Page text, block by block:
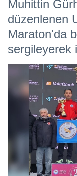
Muhittin
düzenlenen
Maraton'da
sergileyerek